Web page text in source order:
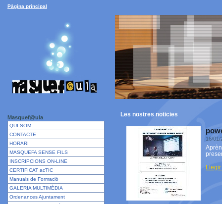
Pàgina principal
Masquef@ula
QUI SOM
CONTACTE
HORARI
MASQUEFA SENSE FILS
INSCRIPCIONS ON-LINE
CERTIFICAT acTIC
Manuals de Formació
GALERIA MULTIMÈDIA
Ordenances Ajuntament
Les nostres noticies
16/01/